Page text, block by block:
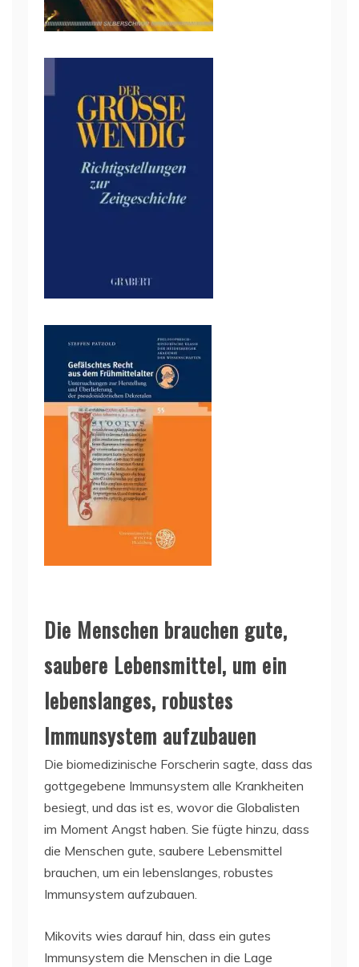
Die Menschen brauchen gute,
saubere Lebensmittel, um ein
lebenslanges, robustes
Immunsystem aufzubauen
Die biomedizinische Forscherin sagte, dass das
gottgegebene Immunsystem alle Krankheiten
besiegt, und das ist es, wovor die Globalisten
im Moment Angst haben. Sie fügte hinzu, dass
die Menschen gute, saubere Lebensmittel
brauchen, um ein lebenslanges, robustes
Immunsystem aufzubauen.
Mikovits wies darauf hin, dass ein gutes
Immunsystem die Menschen in die Lage